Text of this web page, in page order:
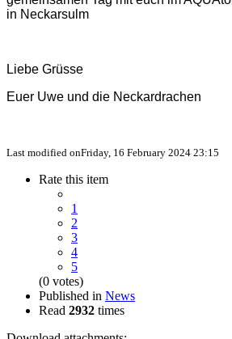
in Neckarsulm
Liebe Grüsse
Euer Uwe und die Neckardrachen
Last modified onFriday, 16 February 2024 23:15
Rate this item
1
2
3
4
5
(0 votes)
Published in News
Read 2932 times